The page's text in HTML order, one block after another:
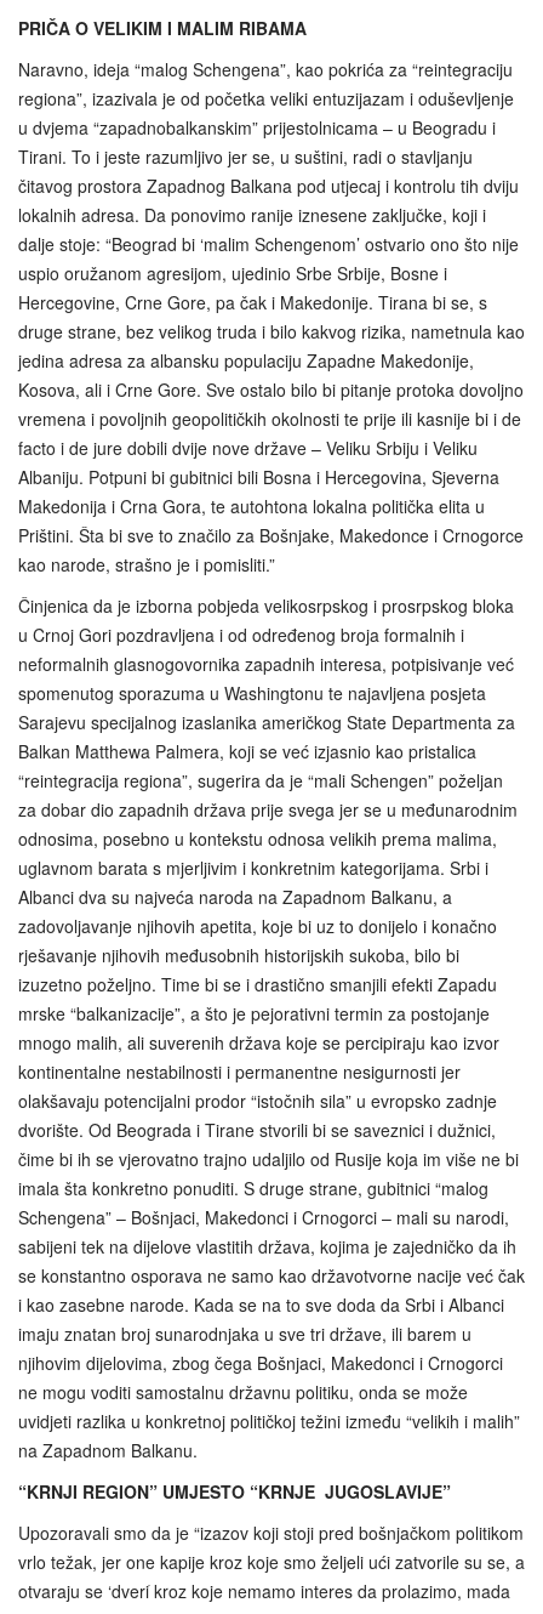
PRIČA O VELIKIM I MALIM RIBAMA
Naravno, ideja “malog Schengena”, kao pokrića za “reintegraciju
regiona”, izazivala je od početka veliki entuzijazam i oduševljenje
u dvjema “zapadnobalkanskim” prijestolnicama – u Beogradu i
Tirani. To i jeste razumljivo jer se, u suštini, radi o stavljanju
čitavog prostora Zapadnog Balkana pod utjecaj i kontrolu tih dviju
lokalnih adresa. Da ponovimo ranije iznesene zaključke, koji i
dalje stoje: “Beograd bi ‘malim Schengenom’ ostvario ono što nije
uspio oružanom agresijom, ujedinio Srbe Srbije, Bosne i
Hercegovine, Crne Gore, pa čak i Makedonije. Tirana bi se, s
druge strane, bez velikog truda i bilo kakvog rizika, nametnula kao
jedina adresa za albansku populaciju Zapadne Makedonije,
Kosova, ali i Crne Gore. Sve ostalo bilo bi pitanje protoka dovoljno
vremena i povoljnih geopolitičkih okolnosti te prije ili kasnije bi i de
facto i de jure dobili dvije nove države – Veliku Srbiju i Veliku
Albaniju. Potpuni bi gubitnici bili Bosna i Hercegovina, Sjeverna
Makedonija i Crna Gora, te autohtona lokalna politička elita u
Prištini. Šta bi sve to značilo za Bošnjake, Makedonce i Crnogorce
kao narode, strašno je i pomisliti.”
Činjenica da je izborna pobjeda velikosrpskog i prosrpskog bloka
u Crnoj Gori pozdravljena i od određenog broja formalnih i
neformalnih glasnogovornika zapadnih interesa, potpisivanje već
spomenutog sporazuma u Washingtonu te najavljena posjeta
Sarajevu specijalnog izaslanika američkog State Departmenta za
Balkan Matthewa Palmera, koji se već izjasnio kao pristalica
“reintegracija regiona”, sugerira da je “mali Schengen” poželjan
za dobar dio zapadnih država prije svega jer se u međunarodnim
odnosima, posebno u kontekstu odnosa velikih prema malima,
uglavnom barata s mjerljivim i konkretnim kategorijama. Srbi i
Albanci dva su najveća naroda na Zapadnom Balkanu, a
zadovoljavanje njihovih apetita, koje bi uz to donijelo i konačno
rješavanje njihovih međusobnih historijskih sukoba, bilo bi
izuzetno poželjno. Time bi se i drastično smanjili efekti Zapadu
mrske “balkanizacije”, a što je pejorativni termin za postojanje
mnogo malih, ali suverenih država koje se percipiraju kao izvor
kontinentalne nestabilnosti i permanentne nesigurnosti jer
olakšavaju potencijalni prodor “istočnih sila” u evropsko zadnje
dvorište. Od Beograda i Tirane stvorili bi se saveznici i dužnici,
čime bi ih se vjerovatno trajno udaljilo od Rusije koja im više ne bi
imala šta konkretno ponuditi. S druge strane, gubitnici “malog
Schengena” – Bošnjaci, Makedonci i Crnogorci – mali su narodi,
sabijeni tek na dijelove vlastitih država, kojima je zajedničko da ih
se konstantno osporava ne samo kao državotvorne nacije već čak
i kao zasebne narode. Kada se na to sve doda da Srbi i Albanci
imaju znatan broj sunarodnjaka u sve tri države, ili barem u
njihovim dijelovima, zbog čega Bošnjaci, Makedonci i Crnogorci
ne mogu voditi samostalnu državnu politiku, onda se može
uvidjeti razlika u konkretnoj političkoj težini između “velikih i malih”
na Zapadnom Balkanu.
“KRNJI REGION” UMJESTO “KRNJE JUGOSLAVIJE”
Upozoravali smo da je “izazov koji stoji pred bošnjačkom politikom
vrlo težak, jer one kapije kroz koje smo željeli ući zatvorile su se, a
otvaraju se ‘dveriֹ kroz koje nemamo interes da prolazimo, mada